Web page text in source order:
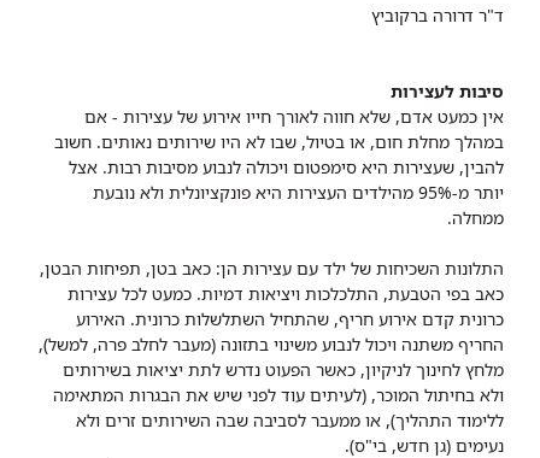
ד"ר דרורה ברקוביץ
סיבות לעצירות
אין כמעט אדם, שלא חווה לאורך חייו אירוע של עצירות - אם
במהלך מחלת חום, או בטיול, שבו לא היו שירותים נאותים. חשוב
להבין, שעצירות היא סימפטום ויכולה לנבוע מסיבות רבות. אצל
יותר מ-95% מהילדים העצירות היא פונקציונלית ולא נובעת
ממחלה.
התלונות השכיחות של ילד עם עצירות הן: כאב בטן, תפיחות הבטן,
כאב בפי הטבעת, התלכלכות ויציאות דמיות. כמעט לכל עצירות
כרונית קדם אירוע חריף, שהתחיל השתלשלות כרונית. האירוע
החריף משתנה ויכול לנבוע משינוי בתזונה (מעבר לחלב פרה, למשל),
מלחץ לחינוך לניקיון, כאשר הפעוט נדרש לתת יציאות בשירותים
ולא בחיתול המוכר, (לעיתים עוד לפני שיש את הבגרות המתאימה
ללימוד התהליך), או ממעבר לסביבה שבה השירותים זרים ולא
נעימים (גן חדש, בי"ס).